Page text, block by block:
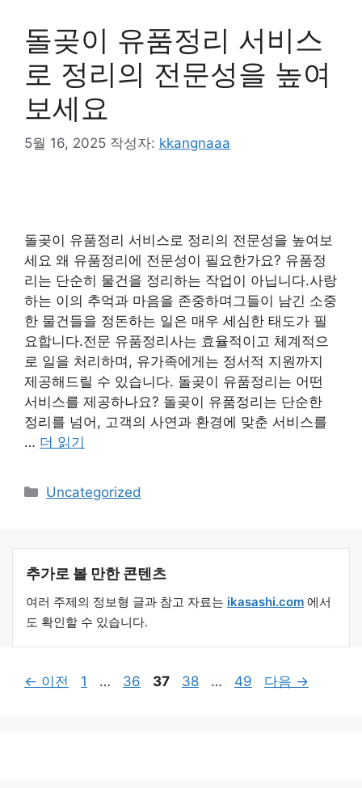
돌곶이 유품정리 서비스
로 정리의 전문성을 높여
보세요
5월 16, 2025 작성자: kkangnaaa
돌곶이 유품정리 서비스로 정리의 전문성을 높여보
세요 왜 유품정리에 전문성이 필요한가요? 유품정
리는 단순히 물건을 정리하는 작업이 아닙니다.사랑
하는 이의 추억과 마음을 존중하며그들이 남긴 소중
한 물건들을 정돈하는 일은 매우 세심한 태도가 필
요합니다.전문 유품정리사는 효율적이고 체계적으
로 일을 처리하며, 유가족에게는 정서적 지원까지
제공해드릴 수 있습니다. 돌곶이 유품정리는 어떤
서비스를 제공하나요? 돌곶이 유품정리는 단순한
정리를 넘어, 고객의 사연과 환경에 맞춘 서비스를
… 더 읽기
카
리
Uncategorized
추가로 볼 만한 콘텐츠
여러 주제의 정보형 글과 참고 자료는 ikasashi.com 에서
도 확인할 수 있습니다.
← 이전
페
1 …
페
36
페
37
페
38 …
페
49 다음 →